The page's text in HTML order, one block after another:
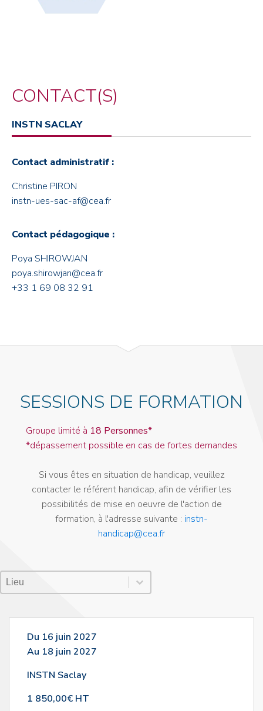
CONTACT(S)
INSTN SACLAY
Contact administratif :
Christine PIRON
instn-ues-sac-af@cea.fr
Contact pédagogique :
Poya SHIROWJAN
poya.shirowjan@cea.fr
+33 1 69 08 32 91
SESSIONS DE FORMATION
Groupe limité à 18 Personnes*
*dépassement possible en cas de fortes demandes
Si vous êtes en situation de handicap, veuillez
contacter le référent handicap, afin de vérifier les
possibilités de mise en oeuvre de l'action de
formation, à l'adresse suivante : instn-
handicap@cea.fr
Lieu Session
Sélectionnez le contenu
Sélectionnez le contenu
Du 16 juin 2027
Au 18 juin 2027
INSTN Saclay
1 850,00€ HT